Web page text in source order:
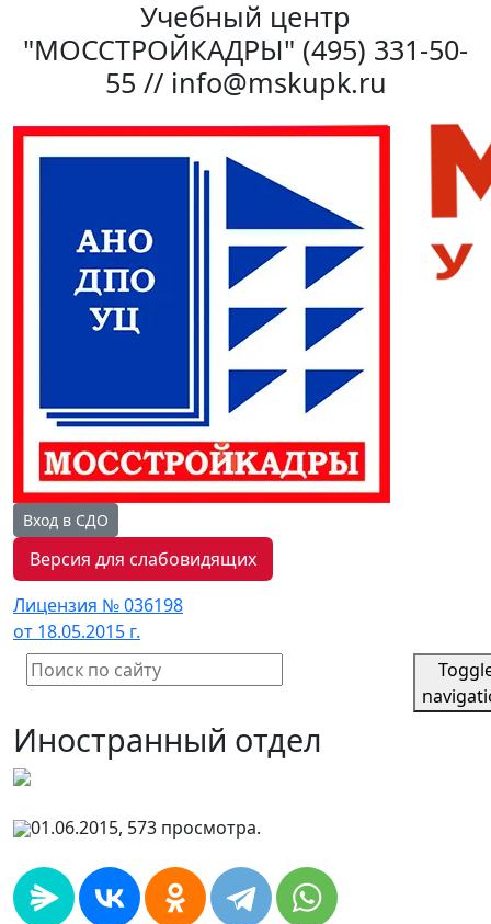
Учебный центр
"МОССТРОЙКАДРЫ" (495) 331-50-
55 // info@mskupk.ru
Вход в СДО
Версия для слабовидящих
Лицензия № 036198
от 18.05.2015 г.
Иностранный отдел
01.06.2015, 573 просмотра.